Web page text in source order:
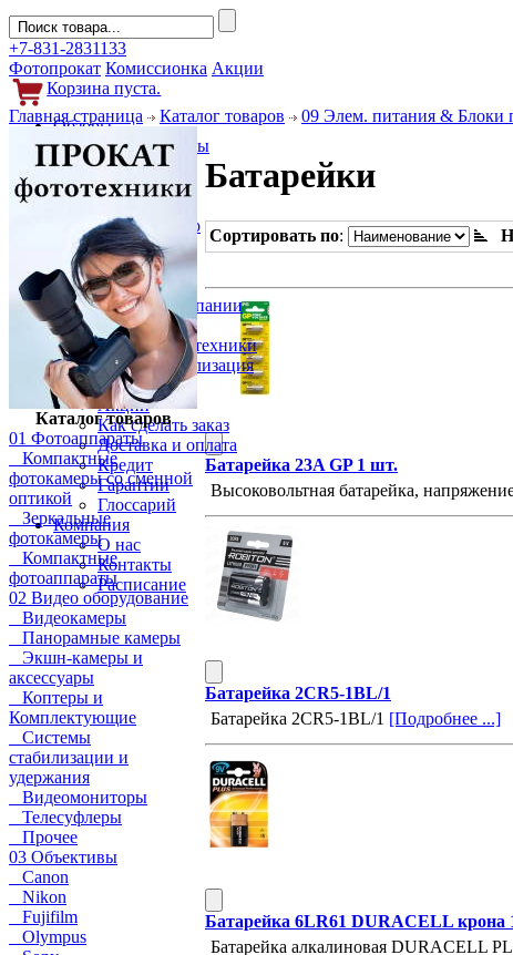
+7-831-2831133
Фотопрокат Комиссионка Акции
Корзина пуста.
Обзоры
Фотоаппараты
Объективы
Фильтры
Фото и видео
Гаджеты
Аксессуары
Слухи
Новости компании
Услуги
Прокат фототехники
Выкуп и реализация
Покупателям
Акции
Как сделать заказ
Доставка и оплата
Кредит
Гарантии
Глоссарий
Компания
О нас
Контакты
Расписание
Главная страница Каталог товаров 09 Элем. питания & Блоки
Каталог товаров
01 Фотоаппараты
Компактные
фотокамеры со сменной
оптикой
Зеркальные
фотокамеры
Компактные
фотоаппараты
02 Видео оборудование
Видеокамеры
Панорамные камеры
Экшн-камеры и
аксессуары
Коптеры и
Комплектующие
Системы
стабилизации и
удержания
Видеомониторы
Телесуфлеры
Прочее
03 Объективы
Canon
Nikon
Fujifilm
Olympus
Батарейки
Сортировать по:
Батарейка 23A GP 1 шт.
Высоковольтная батарейка,
Батарейка 2CR5-1BL/1
Батарейка 2CR5-1BL/1 [Подробнее ...]
Батарейка 6LR61 DURACELL крона
Батарейка алкалиновая DURACELL